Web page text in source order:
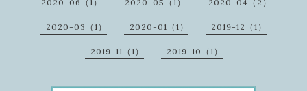
2020-06（1） 2020-05（1） 2020-04（2）
2020-03（1） 2020-01（1） 2019-12（1）
2019-11（1） 2019-10（1）